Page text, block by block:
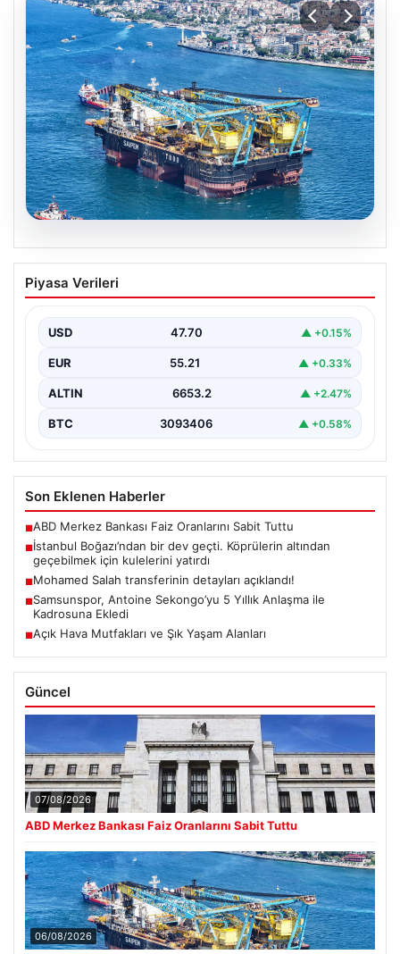
06.08.2026
İstanbul Boğazı’ndan bir dev geçti.
Köprülerin altından geçebilmek için
Piyasa Verileri
USD 47.70 ▲ +0.15%
EUR 55.21 ▲ +0.33%
ALTIN 6653.2 ▲ +2.47%
BTC 3093406 ▲ +0.58%
Son Eklenen Haberler
■ABD Merkez Bankası Faiz Oranlarını Sabit Tuttu
■İstanbul Boğazı’ndan bir dev geçti. Köprülerin altından
geçebilmek için kulelerini yatırdı
■Mohamed Salah transferinin detayları açıklandı!
■Samsunspor, Antoine Sekongo’yu 5 Yıllık Anlaşma ile
Kadrosuna Ekledi
■Açık Hava Mutfakları ve Şık Yaşam Alanları
Güncel
07/08/2026
ABD Merkez Bankası Faiz Oranlarını Sabit Tuttu
06/08/2026